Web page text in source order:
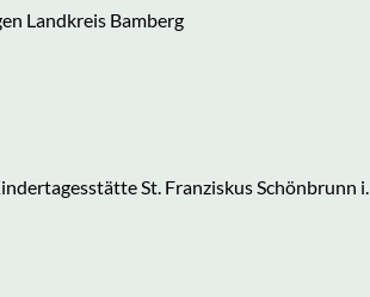
Landkreis Bamberg
St. Franziskus Schönbrunn i.